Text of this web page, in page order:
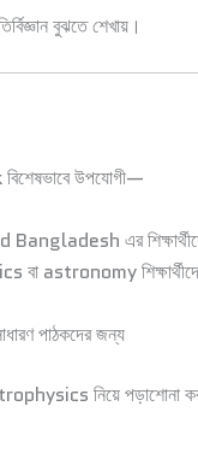
বুঝতে শেখায়।
উপযোগী—
এর
বা astronomy
পাঠকদের জন্য
নিয়ে পড়াশোনা